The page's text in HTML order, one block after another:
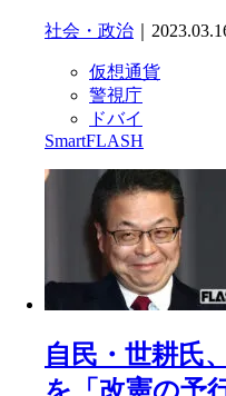
社会・政治 ｜
仮想通貨
警視庁
ドバイ
SmartFLASH
自民・世耕氏